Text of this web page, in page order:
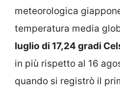
meteorologica
temperatura media
luglio di 17,24 gradi
in più rispetto al 16
quando si registrò il